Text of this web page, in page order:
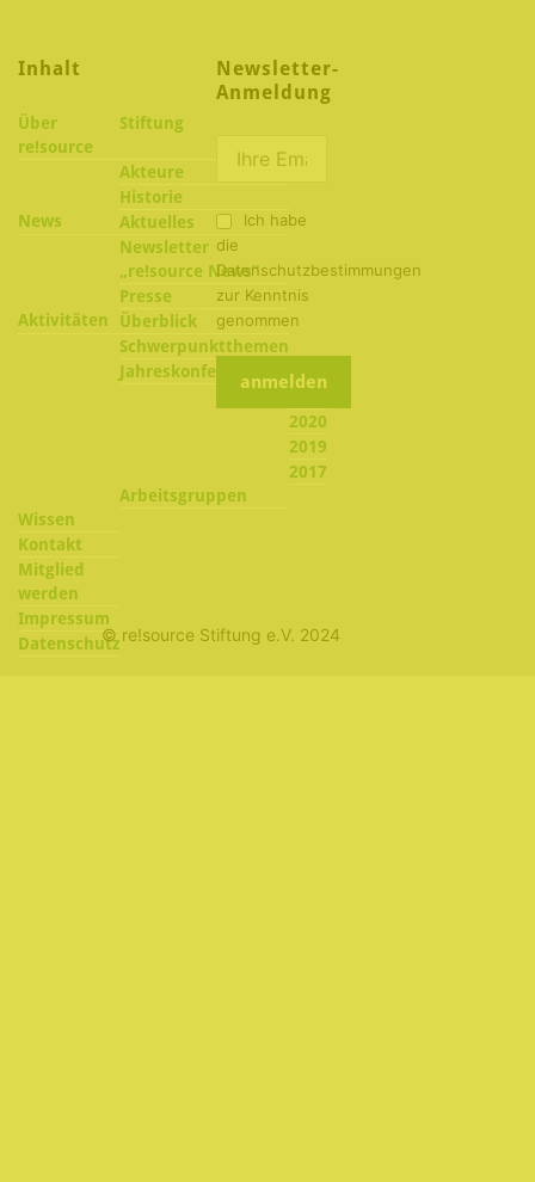
Inhalt
Über
re!source
Stiftung
Akteure
Historie
News
Aktuelles
Newsletter
„re!source News“
Presse
Aktivitäten
Überblick
Schwerpunktthemen
Jahreskonferenzen
2022
2020
2019
2017
Arbeitsgruppen
Wissen
Kontakt
Mitglied
werden
Impressum
Datenschutz
Newsletter-
Anmeldung
Ich habe
die
Datenschutzbestimmungen
zur Kenntnis
genommen
© re!source Stiftung e.V. 2024